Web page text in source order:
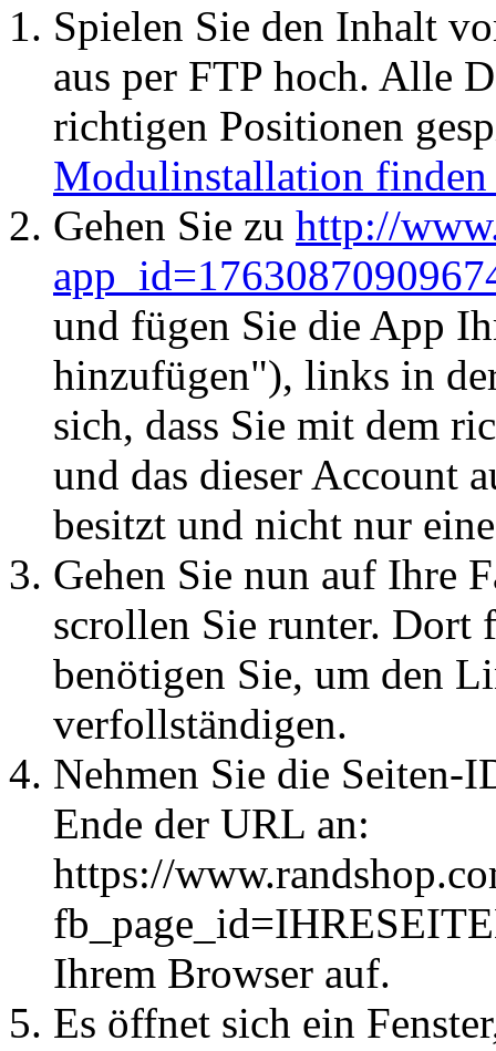
Spielen Sie den Inhalt
aus per FTP hoch. Alle
richtigen Positionen
Modulinstallation finden
Gehen Sie zu http://
und fügen Sie die App
hinzufügen"), links in
sich, dass Sie mit dem
und das dieser Account
besitzt und nicht nur
Gehen Sie nun auf Ihre
scrollen Sie runter. Dort
benötigen Sie, um den
verfollständigen.
Nehmen Sie die Seiten-
Ende der URL an:
https://
Ihrem Browser auf.
Es öffnet sich ein